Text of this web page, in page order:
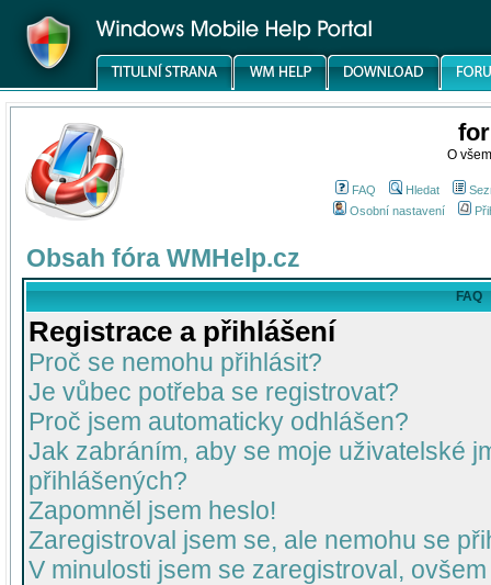
O
FAQ Hledat
Osobní nastavení
Obsah fóra WMHelp.cz
FAQ
Registrace a přihlášení
Proč se nemohu přihlásit?
Je vůbec potřeba se registrovat?
Proč jsem automaticky odhlášen?
Jak zabráním, aby se moje uživatelské
přihlášených?
Zapomněl jsem heslo!
Zaregistroval jsem se, ale nemohu se
V minulosti jsem se zaregistroval,